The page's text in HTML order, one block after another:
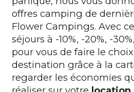
offres camping de
Flower Campings. Avec
séjours à -10%, -20%, -
pour vous de faire le
destination grâce à la
regarder les économies